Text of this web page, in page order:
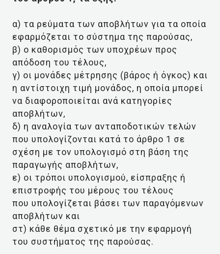
α) τα ρεύματα των αποβλήτων για τα οποία
εφαρμόζεται το σύστημα της παρούσας,
β) ο καθορισμός των υποχρέων προς
απόδοση του τέλους,
γ) οι μονάδες μέτρησης (βάρος ή όγκος) και
η αντίστοιχη τιμή μονάδος, η οποία μπορεί
να διαφοροποιείται ανά κατηγορίες
αποβλήτων,
δ) η αναλογία των ανταποδοτικών τελών
που υπολογίζονται κατά το άρθρο 1 σε
σχέση με τον υπολογισμό στη βάση της
παραγωγής αποβλήτων,
ε) οι τρόποι υπολογισμού, είσπραξης ή
επιστροφής του μέρους του τέλους
που υπολογίζεται βάσει των παραγόμενων
αποβλήτων και
στ) κάθε θέμα σχετικό με την εφαρμογή
του συστήματος της παρούσας.